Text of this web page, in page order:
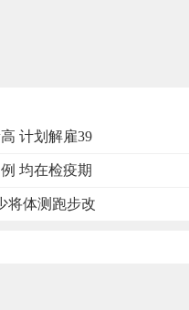
计划解雇39
均在检疫期
将体测跑步改